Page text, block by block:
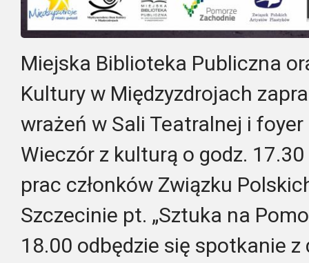
Miejska Biblioteka Publiczna
Kultury w Międzyzdrojach
wrażeń w Sali Teatralnej i
Wieczór z kulturą o godz.
prac członków Związku
Szczecinie pt. „Sztuka na
18.00 odbędzie się spotkanie